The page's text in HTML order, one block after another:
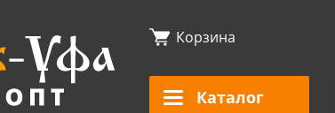
Корзина
Каталог